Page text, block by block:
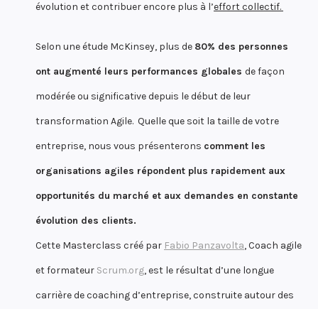
évolution et contribuer encore plus à l’effort collectif.
Selon une étude McKinsey, plus de 80% des personnes
ont augmenté leurs performances globales de façon
modérée ou significative depuis le début de leur
transformation Agile. Quelle que soit la taille de votre
entreprise, nous vous présenterons comment les
organisations agiles répondent plus rapidement aux
opportunités du marché et aux demandes en constante
évolution des clients.
Cette Masterclass créé par Fabio Panzavolta, Coach agile
et formateur Scrum.org, est le résultat d’une longue
carrière de coaching d’entreprise, construite autour des